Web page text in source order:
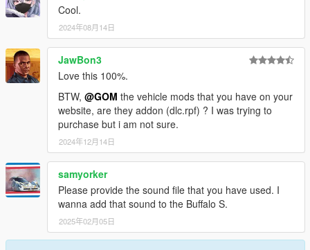
Cool.
2024年08月14日
JawBon3
Love this 100%.
BTW, @GOM the vehicle mods that you have on your
website, are they addon (dlc.rpf) ? I was trying to
purchase but i am not sure.
2024年12月14日
samyorker
Please provide the sound file that you have used. I
wanna add that sound to the Buffalo S.
2025年02月05日